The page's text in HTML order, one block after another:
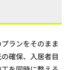
ランをそのまま
確保、入居者目